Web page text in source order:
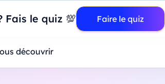
Fais le quiz 💯 Faire le quiz
votre premier dashboard de A à Z-Mardi
découvrir